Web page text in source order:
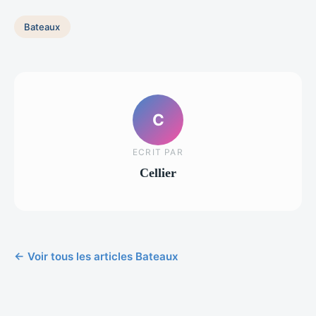
Bateaux
C
ECRIT PAR
Cellier
← Voir tous les articles Bateaux